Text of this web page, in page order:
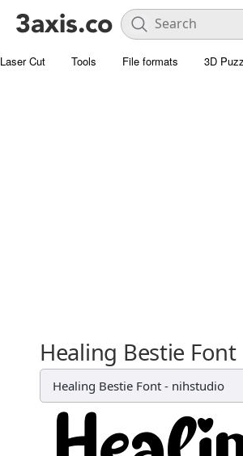
Laser Cut Tools File formats 3D
Healing Bestie Font
Healing Bestie Font - nihstudio